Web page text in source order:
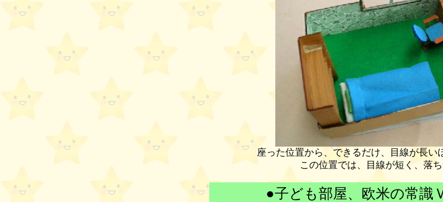
座った位置から、できるだけ、目線が長い
この位置では、目線が短く、落ち
●子ども部屋、欧米の常識